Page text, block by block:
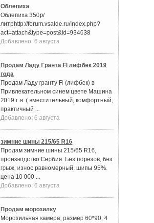
Облепиха
Облепиха 350р/
литрhttp://forum.vsalde.ru/index.php?
act=attach&type=post&id=934638
Добавлено: 6 августа
Продам Ладу Гранта Fl лифбек 2019
года
Продам Ладу гранту Fl (лифбек) в
Привлекательном синем цвете Машина
2019 г. в. ( вместительный, комфортный,
практичный ...
Добавлено: 6 августа
зимние шины 215/65 R16
Продам зимние шины 215/65 R16,
производство Сербия. Без порезов, без
грыж, износ равномерный. шипы 95%.
цена 10 000 ...
Добавлено: 6 августа
Продам морозилку
Морозильная камера, размер 60*90, 4